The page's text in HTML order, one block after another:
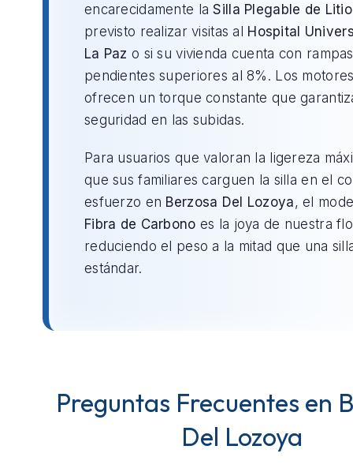
encarecidamente laSilla Plegable de Litio
previsto realizar visitas al Hospital
La Paz o si su vivienda cuenta con
pendientes superiores al 8%. Los
ofrecen un torque constante que
seguridad en las subidas.
Para usuarios que valoran la ligereza
que sus familiares carguen la silla en el
esfuerzo en Berzosa Del Lozoya, el
Fibra de Carbono es la joya de nuestra
reduciendo el peso a la mitad que una
estándar.
Preguntas Frecuentes en
Del Lozoya